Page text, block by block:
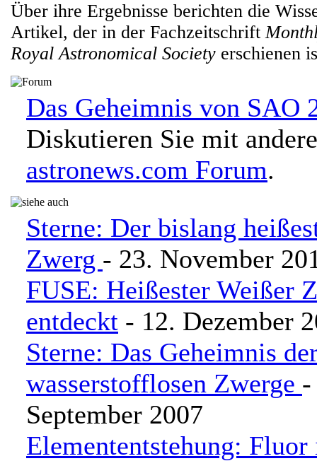
Über ihre Ergebnisse berichten die
Artikel, der in der Fachzeitschrift
Royal Astronomical Society erschienen
Das Geheimnis von SAO
Diskutieren Sie mit
astronews.com Forum.
Sterne: Der bislang
Zwerg - 23. November
FUSE: Heißester Weißer
entdeckt - 12. Dezember
Sterne: Das Geheimnis
wasserstofflosen Zwerge -
September 2007
Elemententstehung: Fluor